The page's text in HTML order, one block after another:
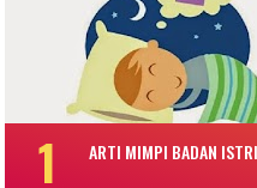
ARTI MIMPI BADAN